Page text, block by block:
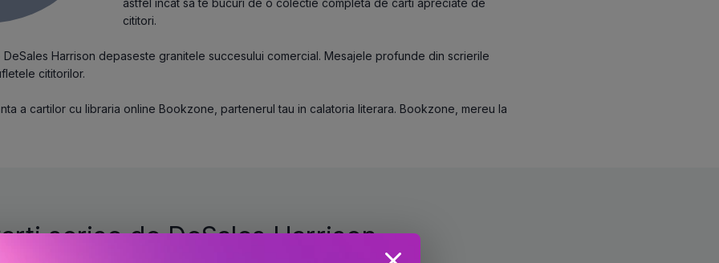
astfel incat sa te bucuri de o colectie completa de carti apreciate de
cititori.
Harrison depaseste granitele succesului comercial. Mesajele profunde din scrierile
cititorilor.
a cartilor cu libraria online Bookzone, partenerul tau in calatoria literara. Bookzone, mereu la
scrise de DeSales Harrison